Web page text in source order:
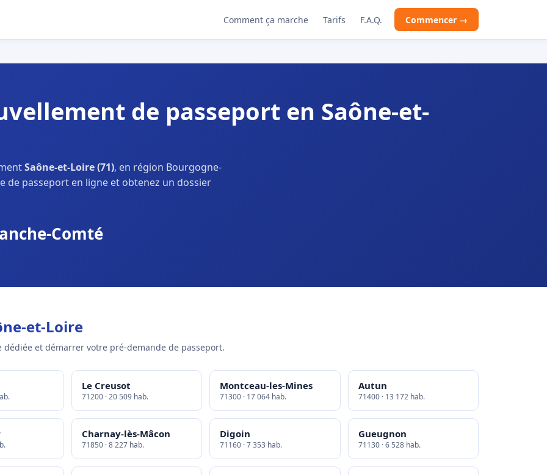
Comment ça marche Tarifs F.A.Q. Commencer →
de passeport en Saône-et-
Saône-et-Loire (71), en région Bourgogne-
de passeport en ligne et obtenez un dossier
Comté
et-Loire
et démarrer votre pré-demande de passeport.
Le Creusot
71200 · 20 509 hab.
Montceau-les-Mines
71300 · 17 064 hab.
Autun
71400 · 13 172 hab.
Charnay-lès-Mâcon
71850 · 8 227 hab.
Digoin
71160 · 7 353 hab.
Gueugnon
71130 · 6 528 hab.